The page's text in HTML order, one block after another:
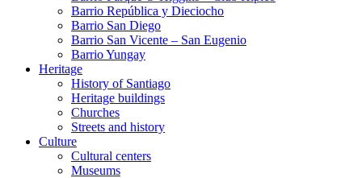
Barrio República y Dieciocho
Barrio San Diego
Barrio San Vicente – San Eugenio
Barrio Yungay
Heritage
History of Santiago
Heritage buildings
Churches
Streets and history
Culture
Cultural centers
Museums